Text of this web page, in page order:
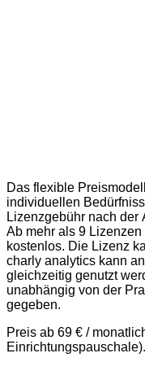
Das flexible
individuellen
Lizenzgebühr nach der
Ab mehr als 9
kostenlos. Die Lizenz
charly analytics kann
gleichzeitig genutzt
unabhängig von der
gegeben.
Preis ab 69 € /
Einrichtungspauschale).